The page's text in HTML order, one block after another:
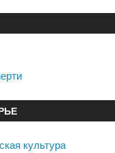
культура